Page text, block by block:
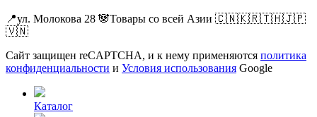
📍ул. Молокова 28 🐼Товары со всей Азии 🇨🇳🇰🇷🇹🇭🇯🇵
🇻🇳
Сайт защищен reCAPTCHA, и к нему применяются политика
конфиденциальности и Условия использования Google
Каталог